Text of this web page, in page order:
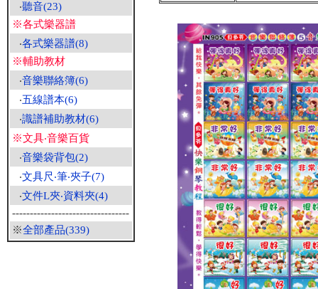
‧聽音(23)
※各式樂器譜
‧各式樂器譜(8)
※輔助教材
‧音樂聯絡簿(6)
‧五線譜本(6)
‧識譜補助教材(6)
※文具‧音樂百貨
‧音樂袋背包(2)
‧文具尺‧筆‧夾子(7)
‧文件L夾‧資料夾(4)
---------------------------------
※全部產品(339)